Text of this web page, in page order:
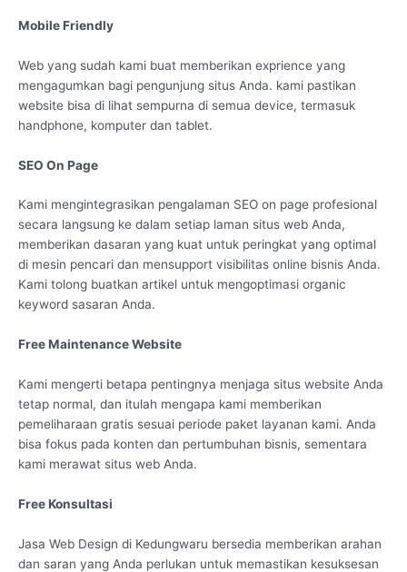
Mobile Friendly
Web yang sudah kami buat memberikan exprience yang
mengagumkan bagi pengunjung situs Anda. kami pastikan
website bisa di lihat sempurna di semua device, termasuk
handphone, komputer dan tablet.
SEO On Page
Kami mengintegrasikan pengalaman SEO on page profesional
secara langsung ke dalam setiap laman situs web Anda,
memberikan dasaran yang kuat untuk peringkat yang optimal
di mesin pencari dan mensupport visibilitas online bisnis Anda.
Kami tolong buatkan artikel untuk mengoptimasi organic
keyword sasaran Anda.
Free Maintenance Website
Kami mengerti betapa pentingnya menjaga situs website Anda
tetap normal, dan itulah mengapa kami memberikan
pemeliharaan gratis sesuai periode paket layanan kami. Anda
bisa fokus pada konten dan pertumbuhan bisnis, sementara
kami merawat situs web Anda.
Free Konsultasi
Jasa Web Design di Kedungwaru bersedia memberikan arahan
dan saran yang Anda perlukan untuk memastikan kesuksesan